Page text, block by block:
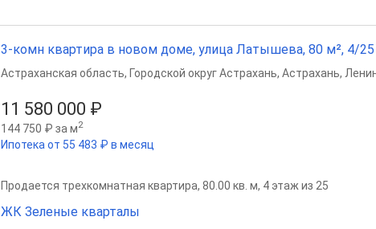
3-комн квартира в новом доме, улица Латышева, 80 м², 4/25
11 580 000 ₽
144 750 ₽ за м2
Ипотека от 55 483 ₽ в месяц
Астраханская область, Городской округ Астрахань, Астрахань,
Продается трехкомнатная квартира, 80.00 кв. м, 4 этаж из 25
ЖК Зеленые кварталы